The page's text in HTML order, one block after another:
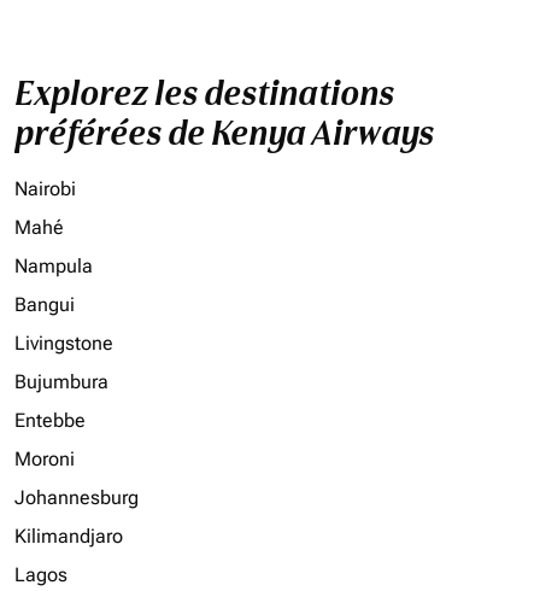
Explorez les destinations
préférées de Kenya Airways
Nairobi
Mahé
Nampula
Bangui
Livingstone
Bujumbura
Entebbe
Moroni
Johannesburg
Kilimandjaro
Lagos